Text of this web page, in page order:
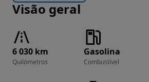
Visão geral
6 030 km
Quilómetros
Gasolina
Combustível